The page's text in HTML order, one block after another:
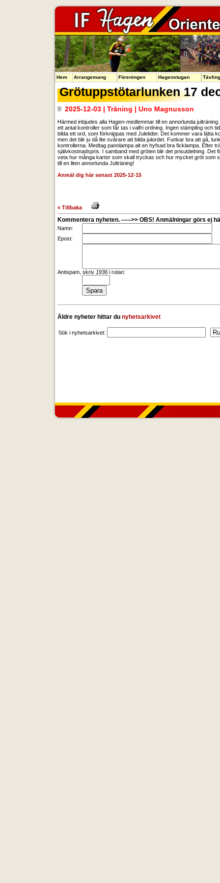
Grötuppstötarlunken 17
2025-12-03 | Träning | Uno Magnusson
Härmed inbjudes alla Hagen-medlemmar till en annorlunda
ett antal kontroller som får tas i valfri ordning. Ingen stämpling och
bilda ett ord, som förknippas med Juletider. Det kommer vara lätta
men det blir ju då lite svårare att bilda julordet. Funkar bra att gå,
kontrollerna. Medtag pannlampa alt en hyfsad bra ficklampa. Efter
självkostnadspris. I samband med gröten blir det prisutdelning.
veta hur många kartor som skall tryckas och hur mycket gröt som
till en liten annorlunda Julträning!
Anmäl dig här senast 2025-12-15
« Tillbaka
Kommentera nyheten. ----->> OBS! Anmälningar görs ej
Namn:
Epost:
Antispam, skriv 1936 i rutan:
Äldre nyheter hittar du nyhetsarkivet
Sök i nyhetsarkivet:
Hem Arrangemang Föreningen Hagenstugan Tävling